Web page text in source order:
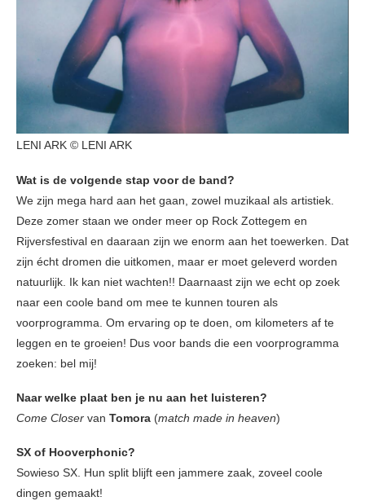
LENI ARK © LENI ARK
Wat is de volgende stap voor de band?
We zijn mega hard aan het gaan, zowel muzikaal als artistiek.
Deze zomer staan we onder meer op Rock Zottegem en
Rijversfestival en daaraan zijn we enorm aan het toewerken. Dat
zijn écht dromen die uitkomen, maar er moet geleverd worden
natuurlijk. Ik kan niet wachten!! Daarnaast zijn we echt op zoek
naar een coole band om mee te kunnen touren als
voorprogramma. Om ervaring op te doen, om kilometers af te
leggen en te groeien! Dus voor bands die een voorprogramma
zoeken: bel mij!
Naar welke plaat ben je nu aan het luisteren?
Come Closer van Tomora (match made in heaven)
SX of Hooverphonic?
Sowieso SX. Hun split blijft een jammere zaak, zoveel coole
dingen gemaakt!